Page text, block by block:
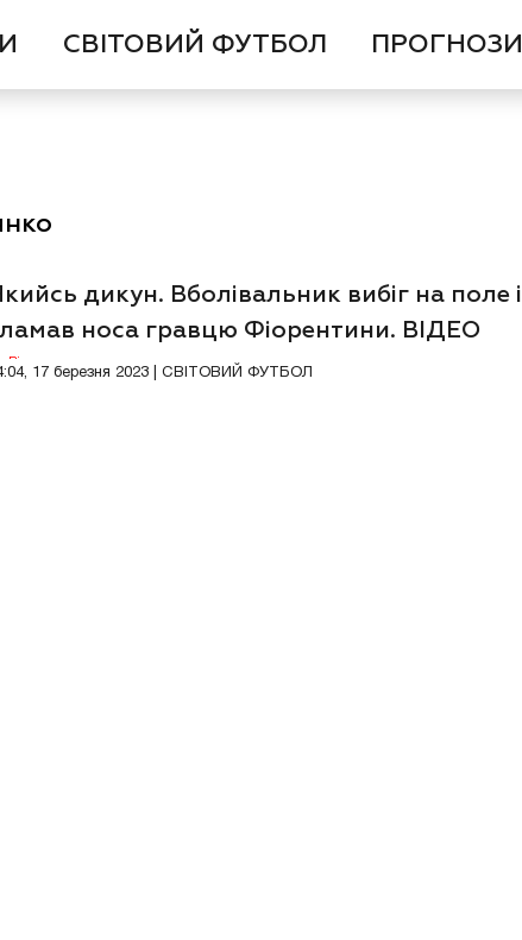
СВІТОВИЙ ФУТБОЛ ПРОГНОЗИ
дикун. Вболівальник вибіг на поле і
носа гравцю Фіорентини. ВІДЕО
Відео
17 березня 2023 | СВІТОВИЙ ФУТБОЛ